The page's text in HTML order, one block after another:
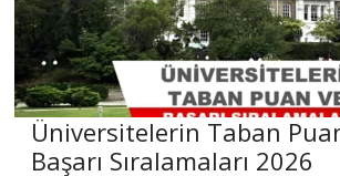
Üniversitelerin Taban
Başarı Sıralamaları 2026